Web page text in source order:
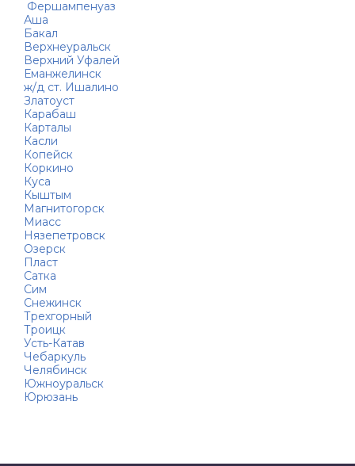
Фершампенуаз
Аша
Бакал
Верхнеуральск
Верхний Уфалей
Еманжелинск
ж/д ст. Ишалино
Златоуст
Карабаш
Карталы
Касли
Копейск
Коркино
Куса
Кыштым
Магнитогорск
Миасс
Нязепетровск
Озерск
Пласт
Сатка
Сим
Снежинск
Трехгорный
Троицк
Усть-Катав
Чебаркуль
Челябинск
Южноуральск
Юрюзань